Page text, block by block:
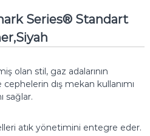
Series® Standart
olan stil, gaz adalarının
cephelerin dış mekan kullanımı
sağlar.
atık yönetimini entegre eder.